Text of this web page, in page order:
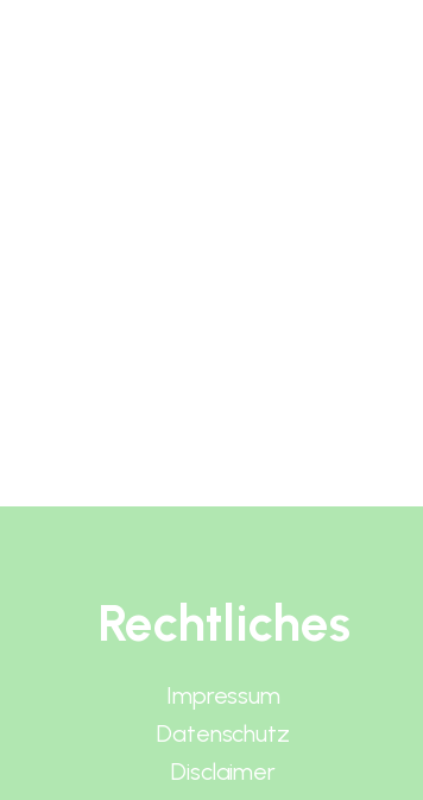
Rechtliches
Impressum
Datenschutz
Disclaimer